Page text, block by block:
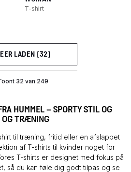
T-shirt
LADEN (32)
32 van 249
HUMMEL – SPORTY STIL OG
OG TRÆNING
til træning, fritid eller en afslappet
af T-shirts til kvinder noget for
T-shirts er designet med fokus på
så du kan føle dig godt tilpas og se